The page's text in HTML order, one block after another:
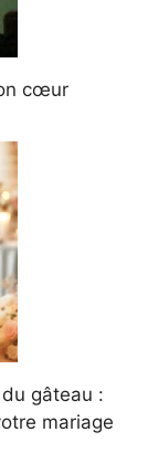
cœur
gâteau :
mariage